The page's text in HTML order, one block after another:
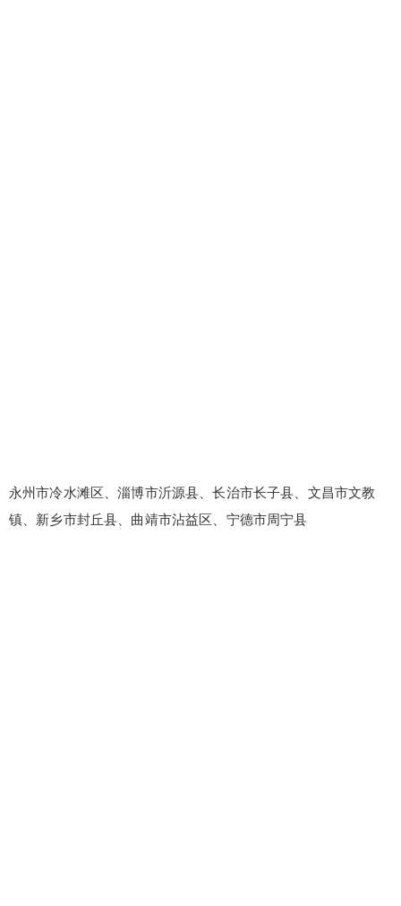
永州市冷水滩区、淄博市沂源县、长治市长子县、文昌市文教
镇、新乡市封丘县、曲靖市沾益区、宁德市周宁县